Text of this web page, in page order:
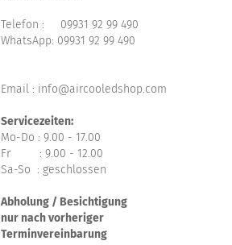
Telefon : 09931 92 99 490
WhatsApp: 09931 92 99 490
Email : info@aircooledshop.com
Servicezeiten:
Mo-Do : 9.00 - 17.00
Fr : 9.00 - 12.00
Sa-So : geschlossen
Abholung / Besichtigung
nur nach vorheriger
Terminvereinbarung